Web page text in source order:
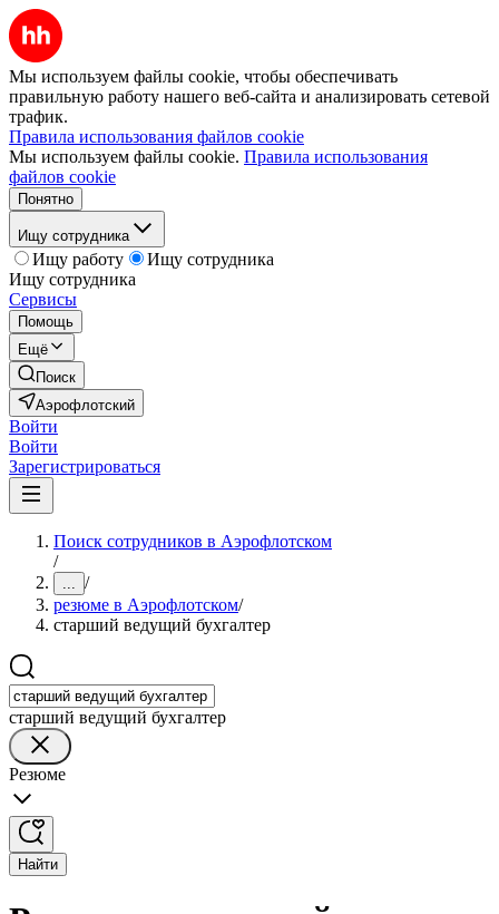
Мы используем файлы cookie, чтобы обеспечивать
правильную работу нашего веб-сайта и анализировать сетевой
трафик.
Правила использования файлов cookie
Мы используем файлы cookie. Правила использования
файлов cookie
Понятно
Ищу сотрудника
Ищу работу
Ищу сотрудника
Ищу сотрудника
Сервисы
Помощь
Ещё
Поиск
Аэрофлотский
Войти
Войти
Зарегистрироваться
Поиск сотрудников в Аэрофлотском
/
... /
резюме в Аэрофлотском/
старший ведущий бухгалтер
старший ведущий бухгалтер
Резюме
Найти